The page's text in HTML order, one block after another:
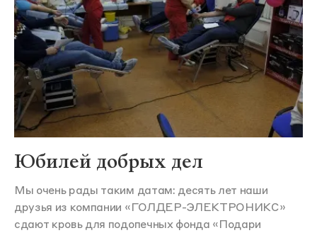
Юбилей добрых дел
Мы очень рады таким датам: десять лет наши
друзья из компании «ГОЛДЕР-ЭЛЕКТРОНИКС»
сдают кровь для подопечных фонда «Подари